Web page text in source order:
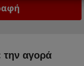
αγορά